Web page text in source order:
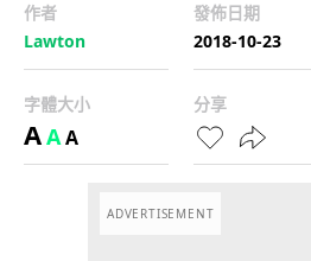
作者
Lawton
發佈日期
2018-10-23
字體大小
AAA
分享
ADVERTISEMENT